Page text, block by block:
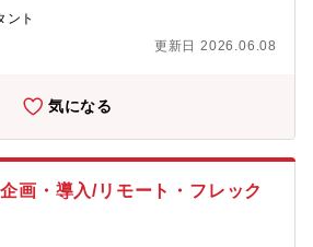
、より実効性の高いDXの実現が求められ
す。そのため、Salesforceの開発・運用
と連携し、現場に根ざした形でDXを推進
? ・開発内容や規模等により内製/外注
ブルシューティング、お問い合わせ対
行、市民開発・データ活用を促進し、現
、?グループ各社との連携など■ヤンマー
ント
更新日 2026.06.08
気になる
画・導入/リモート・フレック